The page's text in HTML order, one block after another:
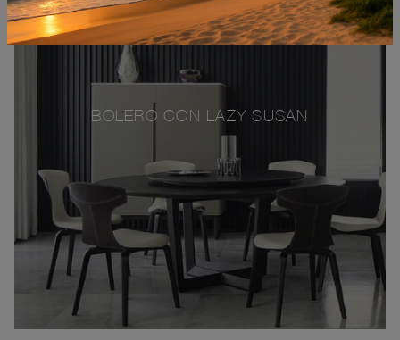
BOLERO CON LAZY SUSAN